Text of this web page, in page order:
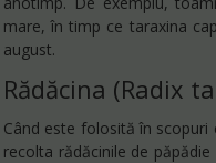
mare, în timp ce taraxina
august.
Rădăcina (Radix
Când este folosită în
recolta rădăcinile de